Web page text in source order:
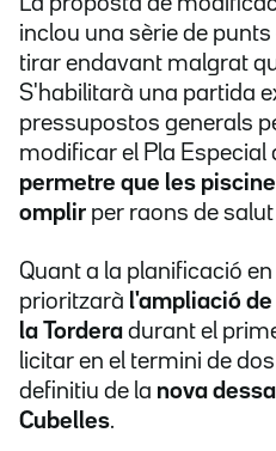
inclou una sèrie de
tirar endavant malgrat
S'habilitarà una partida
pressupostos generals
modificar el Pla Especial
permetre que les
omplir per raons de
Quant a la planificació
prioritzarà l'ampliació
la Tordera durant el
licitar en el termini de
definitiu de la nova
Cubelles.